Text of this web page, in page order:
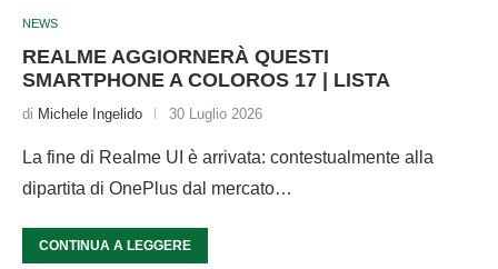
NEWS
REALME AGGIORNERÀ QUESTI
SMARTPHONE A COLOROS 17 | LISTA
di Michele Ingelido 30 Luglio 2026
La fine di Realme UI è arrivata: contestualmente alla
dipartita di OnePlus dal mercato…
CONTINUA A LEGGERE